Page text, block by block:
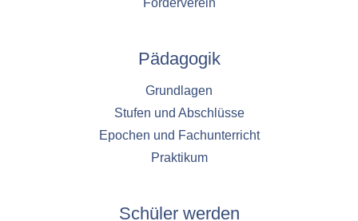
Förderverein
Pädagogik
Grundlagen
Stufen und Abschlüsse
Epochen und Fachunterricht
Praktikum
Schüler werden